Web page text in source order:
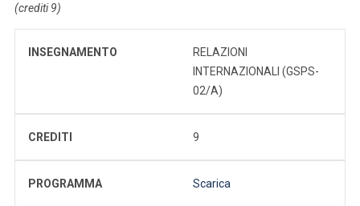
(crediti 9)
INSEGNAMENTO
RELAZIONI
INTERNAZIONALI (GSPS-
02/A)
CREDITI 9
PROGRAMMA Scarica